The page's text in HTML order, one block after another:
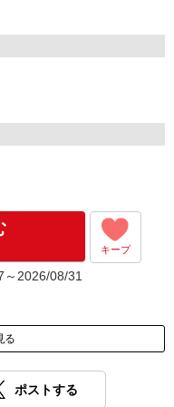
キープ
2026/08/31
る
ポストする